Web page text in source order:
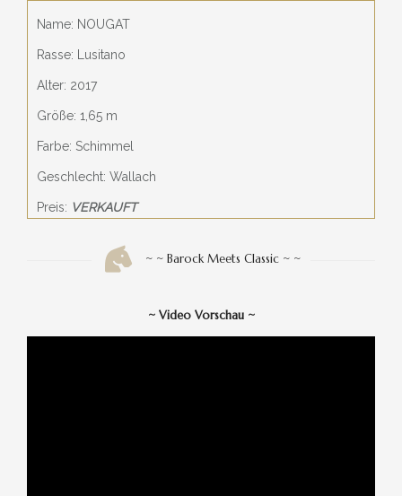
Name: NOUGAT
Rasse: Lusitano
Alter: 2017
Größe: 1,65 m
Farbe: Schimmel
Geschlecht: Wallach
Preis: VERKAUFT
~ ~ Barock Meets Classic ~ ~
~Video Vorschau ~